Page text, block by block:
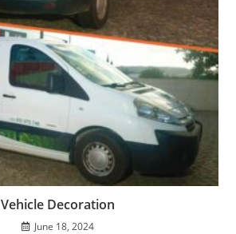
Vehicle Decoration
June 18, 2024